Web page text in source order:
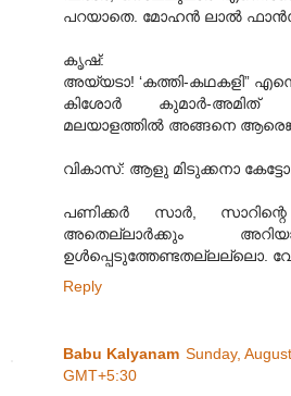
പറയാതെ. മോഹന്‍ ലാല്‍
കൃഷ്:
അയ്യടാ! ‘കത്തി-കഥകളി”
കിശോര്‍ കുമാര്‍-അമിത്
മലയാളത്തില്‍ അങ്ങനെ
വികാസ്: ആളു മിടുക്കനാ കേട്ടോ.
പണിക്കര്‍ സാര്‍, സാറിന്റെ
അതെല്ലാര്‍ക്കും
ഉള്‍പ്പെടുത്തേണ്ടതല്ലല്ലൊ.
Reply
Babu Kalyanam Sunday,
GMT+5:30